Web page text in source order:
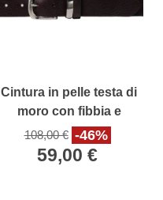
Cintura in pelle testa di
moro con fibbia e
passante in metallo
108,00 € -46%
59,00 €